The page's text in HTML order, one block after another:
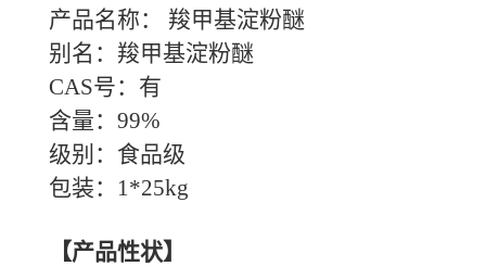
产品名称：
羧甲基淀粉醚
别名：羧甲基淀粉醚
CAS号：有
含量： 99%
级别：食品级
包装： 1*25kg
【产品性状】